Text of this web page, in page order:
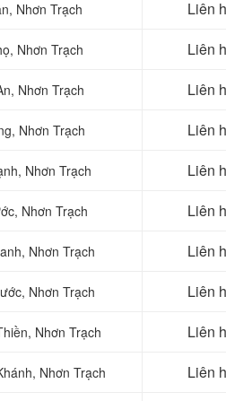
Nhơn Trạch Liên
Nhơn Trạch Liên
Nhơn Trạch Liên
Nhơn Trạch Liên
Nhơn Trạch Liên
Nhơn Trạch Liên
Nhơn Trạch Liên
Nhơn Trạch Liên
Nhơn Trạch Liên
Nhơn Trạch Liên